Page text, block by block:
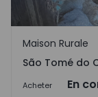
São Tomé do
Maison Rurale
São Tomé do
Acheter En